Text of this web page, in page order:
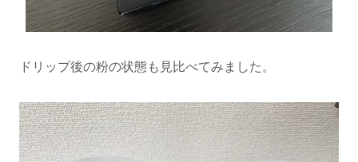
ドリップ後の粉の状態も見比べてみました。